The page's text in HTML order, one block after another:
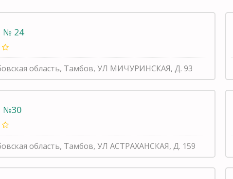
24
область, Тамбов, УЛ МИЧУРИНСКАЯ, Д. 93
№30
область, Тамбов, УЛ АСТРАХАНСКАЯ, Д. 159